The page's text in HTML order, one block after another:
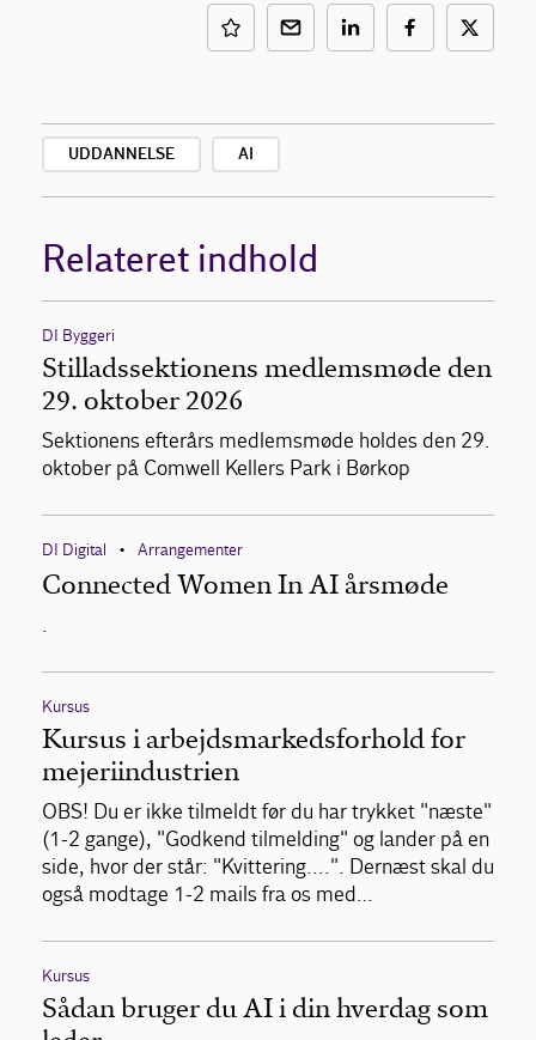
UDDANNELSE AI
Relateret indhold
DI Byggeri
Stilladssektionens medlemsmøde den
29. oktober 2026
Sektionens efterårs medlemsmøde holdes den 29.
oktober på Comwell Kellers Park i Børkop
DI Digital • Arrangementer
Connected Women In AI årsmøde
.
Kursus
Kursus i arbejdsmarkedsforhold for
mejeriindustrien
OBS! Du er ikke tilmeldt før du har trykket "næste"
(1-2 gange), "Godkend tilmelding" og lander på en
side, hvor der står: "Kvittering....". Dernæst skal du
også modtage 1-2 mails fra os med…
Kursus
Sådan bruger du AI i din hverdag som